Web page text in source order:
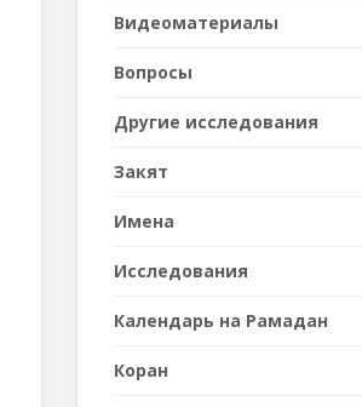
Видеоматериалы
Вопросы
Другие исследования
Закят
Имена
Исследования
Календарь на Рамадан
Коран